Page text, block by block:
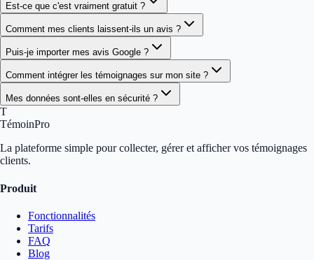
Est-ce que c'est vraiment gratuit ?
Comment mes clients laissent-ils un avis ?
Puis-je importer mes avis Google ?
Comment intégrer les témoignages sur mon site ?
Mes données sont-elles en sécurité ?
T
TémoinPro
La plateforme simple pour collecter, gérer et afficher vos témoignages
clients.
Produit
Fonctionnalités
Tarifs
FAQ
Blog